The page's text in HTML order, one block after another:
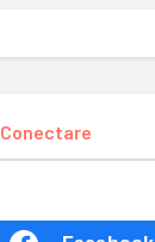
Conectare